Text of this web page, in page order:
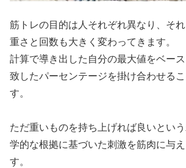
筋トレの目的は人それぞれ異なり、そ
重さと回数も大きく変わってきます。
計算で導き出した自分の最大値をベー
致したパーセンテージを掛け合わせる
す。
ただ重いものを持ち上げれば良いとい
学的な根拠に基づいた刺激を筋肉に与
す。